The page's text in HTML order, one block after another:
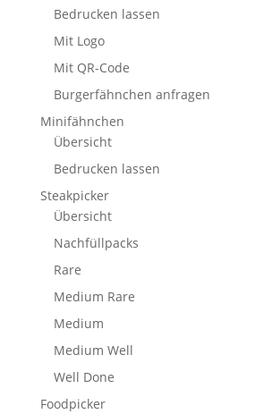
Bedrucken lassen
Mit Logo
Mit QR-Code
Burgerfähnchen anfragen
Minifähnchen
Übersicht
Bedrucken lassen
Steakpicker
Übersicht
Nachfüllpacks
Rare
Medium Rare
Medium
Medium Well
Well Done
Foodpicker